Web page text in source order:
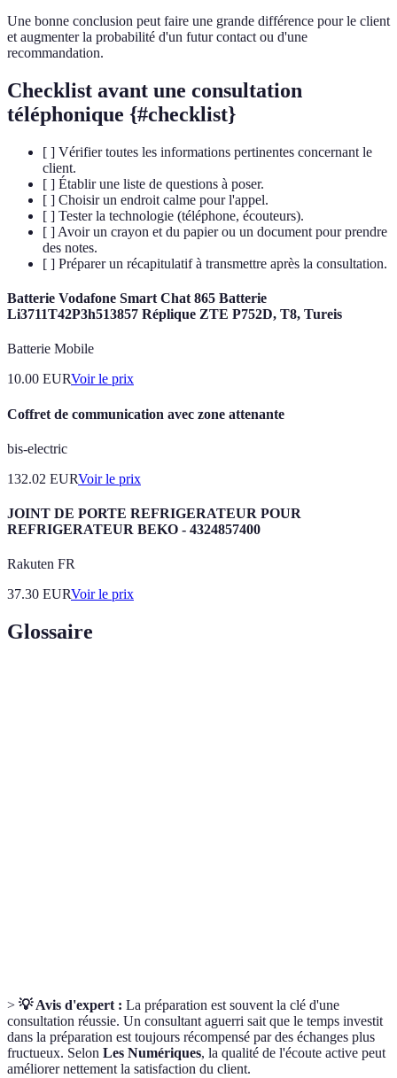
Une bonne conclusion peut faire une grande différence pour le client
et augmenter la probabilité d'un futur contact ou d'une
recommandation.
Checklist avant une consultation
téléphonique {#checklist}
[ ] Vérifier toutes les informations pertinentes concernant le
client.
[ ] Établir une liste de questions à poser.
[ ] Choisir un endroit calme pour l'appel.
[ ] Tester la technologie (téléphone, écouteurs).
[ ] Avoir un crayon et du papier ou un document pour prendre
des notes.
[ ] Préparer un récapitulatif à transmettre après la consultation.
Batterie Vodafone Smart Chat 865 Batterie
Li3711T42P3h513857 Réplique ZTE P752D, T8, Tureis
Batterie Mobile
10.00 EURVoir le prix
Coffret de communication avec zone attenante
bis-electric
132.02 EURVoir le prix
JOINT DE PORTE REFRIGERATEUR POUR
REFRIGERATEUR BEKO - 4324857400
Rakuten FR
37.30 EURVoir le prix
Glossaire
> 💡 Avis d'expert : La préparation est souvent la clé d'une
consultation réussie. Un consultant aguerri sait que le temps investit
dans la préparation est toujours récompensé par des échanges plus
fructueux. Selon Les Numériques, la qualité de l'écoute active peut
améliorer nettement la satisfaction du client.